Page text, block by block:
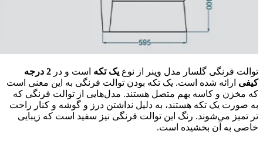
توالت فرنگی گلسار مدل وینر از نوع یک تکه است و در
2 درجه
کیفی ارائه شده است. یک تکه بودن توالت فرنگی به این معنی است
که مخزن و کاسه بهم متصل هستند. مدل‌هایی از توالت فرنگی که
به صورت یک تکه هستند، به دلیل نداشتن درز و گوشه و کنار راحت
تر تمیز می‌شوند. رنگ این توالت فرنگی نیز سفید است که زیبایی
خاصی به آن بخشیده است.